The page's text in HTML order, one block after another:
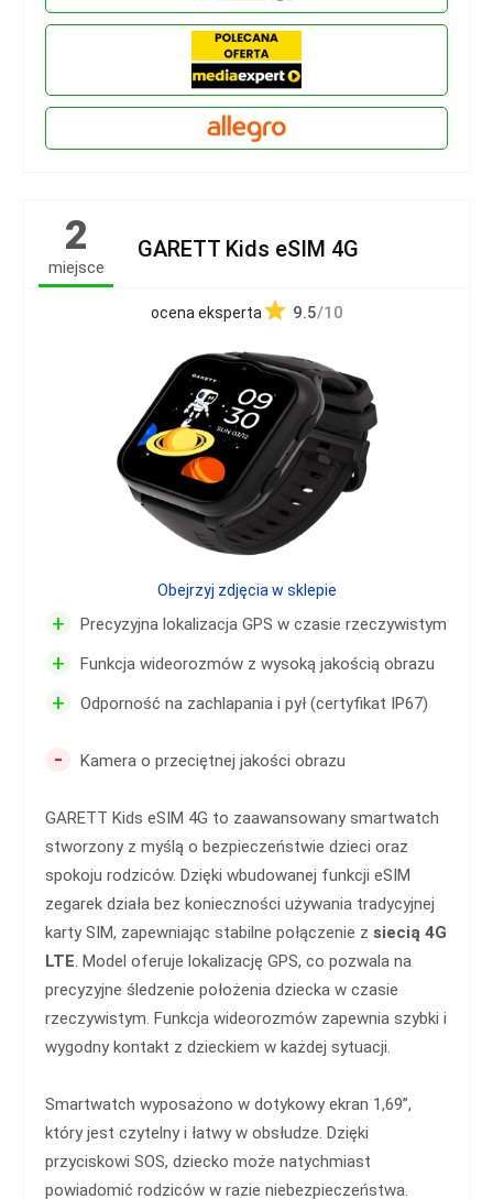
2
miejsce
GARETT Kids eSIM 4G
ocena eksperta 9.5/10
+ Precyzyjna lokalizacja GPS w czasie rzeczywistym
+ Funkcja wideorozmów z wysoką jakością obrazu
+ Odporność na zachlapania i pył (certyfikat IP67)
- Kamera o przeciętnej jakości obrazu
GARETT Kids eSIM 4G to zaawansowany smartwatch
stworzony z myślą o bezpieczeństwie dzieci oraz
spokoju rodziców. Dzięki wbudowanej funkcji eSIM
zegarek działa bez konieczności używania tradycyjnej
karty SIM, zapewniając stabilne połączenie z siecią 4G
LTE. Model oferuje lokalizację GPS, co pozwala na
precyzyjne śledzenie położenia dziecka w czasie
rzeczywistym. Funkcja wideorozmów zapewnia szybki i
wygodny kontakt z dzieckiem w każdej sytuacji.
Smartwatch wyposażono w dotykowy ekran 1,69”,
który jest czytelny i łatwy w obsłudze. Dzięki
przyciskowi SOS, dziecko może natychmiast
powiadomić rodziców w razie niebezpieczeństwa.
Obejrzyj zdjęcia w sklepie